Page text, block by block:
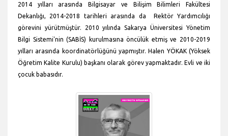
2014 yılları arasında Bilgisayar ve Bilişim Bilimleri Fakültesi
Dekanlığı, 2014-2018 tarihleri arasında da Rektör Yardımcılığı
görevini yürütmüştür. 2010 yılında Sakarya Üniversitesi Yönetim
Bilgi Sistemi'nin (SABİS) kurulmasına öncülük etmiş ve 2010-2019
yılları arasında koordinatörlüğünü yapmıştır. Halen YÖKAK(Yöksek
Öğretim Kalite Kurulu) başkanı olarak görev yapmaktadır. Evli ve iki
çocuk babasıdır.